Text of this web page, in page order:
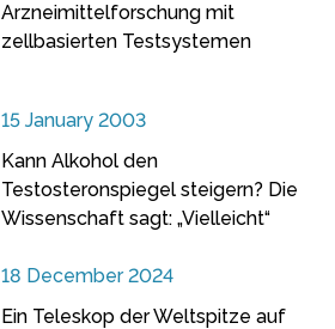
Arzneimittelforschung mit
zellbasierten Testsystemen
15 January 2003
Kann Alkohol den
Testosteronspiegel steigern? Die
Wissenschaft sagt: „Vielleicht“
18 December 2024
Ein Teleskop der Weltspitze auf